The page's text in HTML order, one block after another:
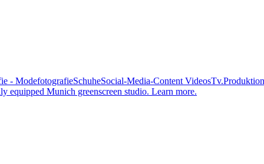
- ModefotografieSchuheSocial-Media-Content VideosTv.Produktion